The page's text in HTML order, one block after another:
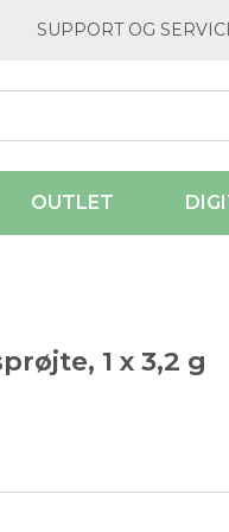
SUPPORT OG
OUTLET
1 x 3,2 g